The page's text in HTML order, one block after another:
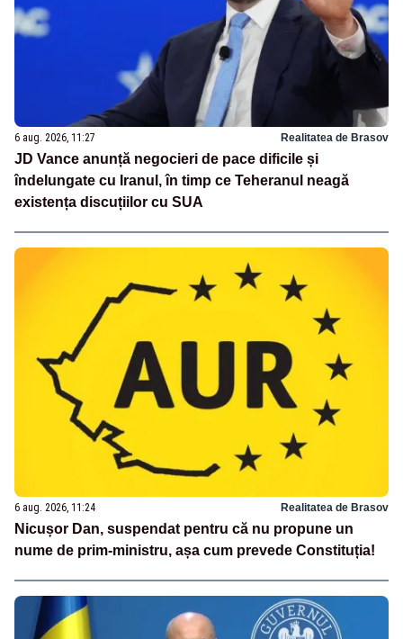
6 aug. 2026, 11:27 Realitatea de Brasov
JD Vance anunță negocieri de pace dificile și
îndelungate cu Iranul, în timp ce Teheranul neagă
existența discuțiilor cu SUA
6 aug. 2026, 11:24 Realitatea de Brasov
Nicușor Dan, suspendat pentru că nu propune un
nume de prim-ministru, așa cum prevede Constituția!